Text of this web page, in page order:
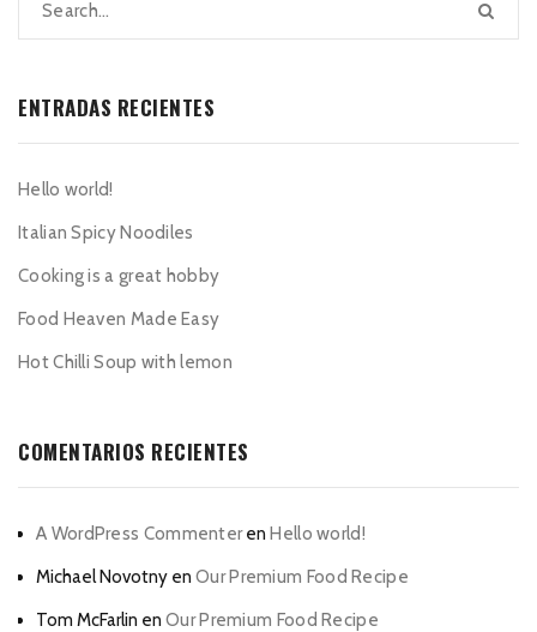
ENTRADAS RECIENTES
Hello world!
Italian Spicy Noodiles
Cooking is a great hobby
Food Heaven Made Easy
Hot Chilli Soup with lemon
COMENTARIOS RECIENTES
A WordPress CommenterenHello world!
Michael Novotny en Our Premium Food Recipe
Tom McFarlin en Our Premium Food Recipe